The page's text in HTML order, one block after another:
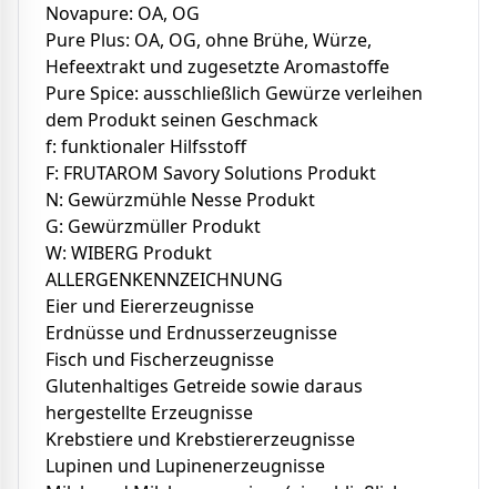
Novapure: OA, OG
Pure Plus: OA, OG, ohne Brühe, Würze,
Hefeextrakt und zugesetzte Aromastoffe
Pure Spice: ausschließlich Gewürze verleihen
dem Produkt seinen Geschmack
f: funktionaler Hilfsstoff
F: FRUTAROM Savory Solutions Produkt
N: Gewürzmühle Nesse Produkt
G: Gewürzmüller Produkt
W: WIBERG Produkt
ALLERGENKENNZEICHNUNG
Eier und Eiererzeugnisse
Erdnüsse und Erdnusserzeugnisse
Fisch und Fischerzeugnisse
Glutenhaltiges Getreide sowie daraus
hergestellte Erzeugnisse
Krebstiere und Krebstiererzeugnisse
Lupinen und Lupinenerzeugnisse